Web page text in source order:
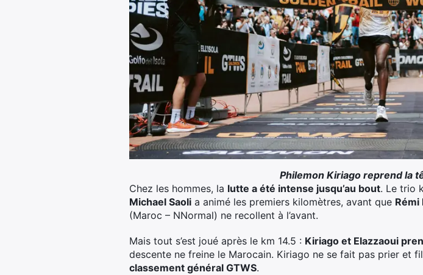
Philemon Kiriago reprend la
Chez les hommes, la lutte a été intense jusqu’au bout. Le trio
Michael Saoli a animé les premiers kilomètres, avant que Rémi
(Maroc – NNormal) ne recollent à l’avant.
Mais tout s’est joué après le km 14.5 : Kiriago et Elazzaoui
descente ne freine le Marocain. Kiriago ne se fait pas prier et
classement général GTWS.